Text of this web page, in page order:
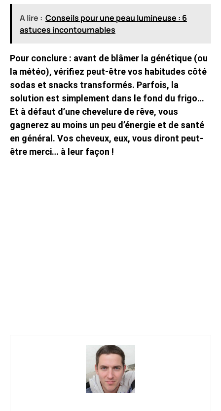
A lire : Conseils pour une peau lumineuse : 6
astuces incontournables
Pour conclure : avant de blâmer la génétique (ou
la météo), vérifiez peut-être vos habitudes côté
sodas et snacks transformés. Parfois, la
solution est simplement dans le fond du frigo…
Et à défaut d’une chevelure de rêve, vous
gagnerez au moins un peu d’énergie et de santé
en général. Vos cheveux, eux, vous diront peut-
être merci… à leur façon !